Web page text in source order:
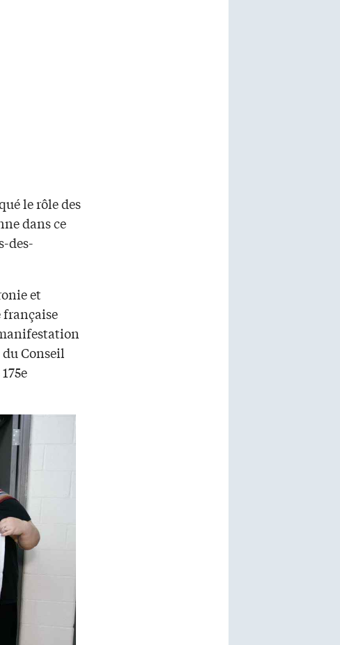
le rôle des
dans ce
des-
et
française
Conseil